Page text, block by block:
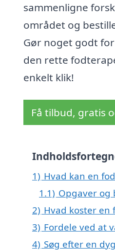
sammenligne
området og
Gør noget godt
den rette
enkelt klik!
Få tilbud, gratis
1) Hvad kan en
1.1) Opgaver og
2) Hvad koster en
3) Fordele ved at
4) Søg efter en